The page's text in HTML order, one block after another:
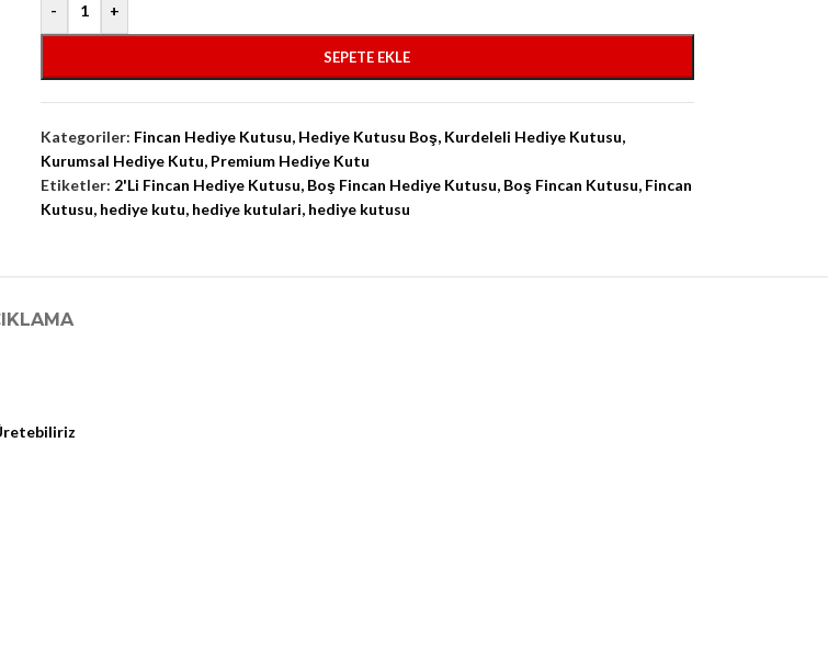
- +
SEPETE EKLE
Kategoriler: Fincan Hediye Kutusu, Hediye Kutusu Boş, Kurdeleli Hediye Kutusu,
Kurumsal Hediye Kutu, Premium Hediye Kutu
Etiketler: 2'Li Fincan Hediye Kutusu, Boş Fincan Hediye Kutusu, Boş Fincan Kutusu, Fincan
Kutusu, hediye kutu, hediye kutulari, hediye kutusu